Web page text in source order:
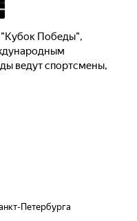
"Кубок Победы",
ведут спортсмены,
Петербурга